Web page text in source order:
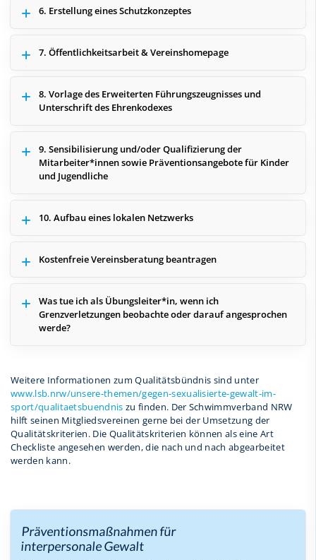
6. Erstellung eines Schutzkonzeptes
7. Öffentlichkeitsarbeit & Vereinshomepage
8. Vorlage des Erweiterten Führungszeugnisses und
Unterschrift des Ehrenkodexes
9. Sensibilisierung und/oder Qualifizierung der
Mitarbeiter*innen sowie Präventionsangebote für Kinder
und Jugendliche
10. Aufbau eines lokalen Netzwerks
Kostenfreie Vereinsberatung beantragen
Was tue ich als Übungsleiter*in, wenn ich
Grenzverletzungen beobachte oder darauf angesprochen
werde?
Weitere Informationen zum Qualitätsbündnis sind unter
www.lsb.nrw/unsere-themen/gegen-sexualisierte-gewalt-im-
sport/qualitaetsbuendniszu finden. Der Schwimmverband NRW
hilft seinen Mitgliedsvereinen gerne bei der Umsetzung der
Qualitätskriterien. Die Qualitätskriterien können als eine Art
Checkliste angesehen werden, die nach und nach abgearbeitet
werden kann.
Präventionsmaßnahmen für
interpersonale Gewalt